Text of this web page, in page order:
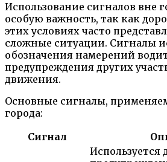
Использование сигналов вне
особую важность, так как
этих условиях часто
сложные ситуации. Сигналы
обозначения намерений
предупреждения других
движения.
Основные сигналы,
города:
Сигнал
Используется